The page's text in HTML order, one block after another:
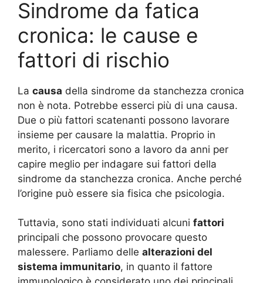
Sindrome da fatica
cronica: le cause e
fattori di rischio
La causa della sindrome da stanchezza cronica
non è nota. Potrebbe esserci più di una causa.
Due o più fattori scatenanti possono lavorare
insieme per causare la malattia. Proprio in
merito, i ricercatori sono a lavoro da anni per
capire meglio per indagare sui fattori della
sindrome da stanchezza cronica. Anche perché
l’origine può essere sia fisica che psicologia.
Tuttavia, sono stati individuati alcuni fattori
principali che possono provocare questo
malessere. Parliamo delle alterazioni del
sistema immunitario, in quanto il fattore